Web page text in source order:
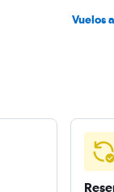
Vuelos